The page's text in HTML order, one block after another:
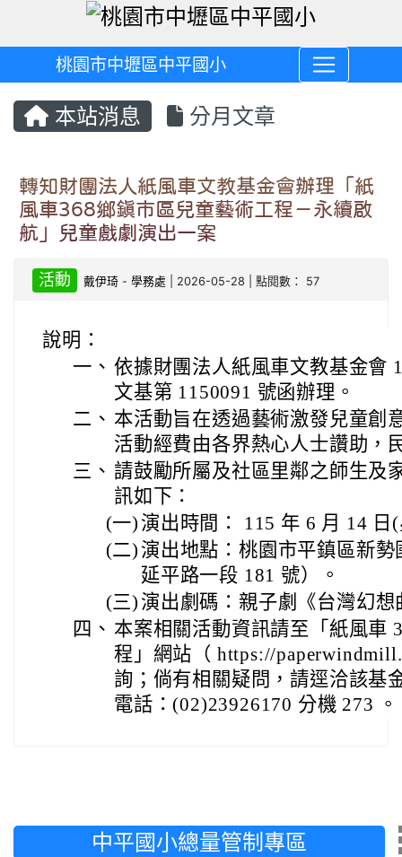
桃園市中壢區中平國小
本站消息 分月文章
轉知財團法人紙風車文教基金會辦理「紙
風車368鄉鎮市區兒童藝術工程－永續啟
航」兒童戲劇演出一案
活動 戴伊琦 -學務處 | 2026-05-28 | 點閱數： 57
說明：
一、 依據財團法人紙風車文教基金會
文基第 1150091 號函辦理。
二、 本活動旨在透過藝術激發兒童創
活動經費由各界熱心人士讚助，
三、 請鼓勵所屬及社區里鄰之師生及
訊如下：
(一) 演出時間： 115 年 6 月 14 日
(二) 演出地點：桃園市平鎮區新
延平路一段 181 號）。
(三) 演出劇碼：親子劇《台灣幻想
四、 本案相關活動資訊請至「紙風車
程」網站（ https://
詢；倘有相關疑問，請逕洽該基
電話：(02)23926170 分機 273 。
中平國小總量管制專區